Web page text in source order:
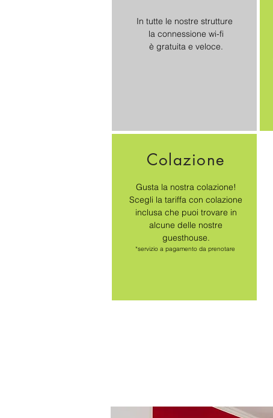
In tutte le nostre strutture
la connessione wi-fi
è gratuita e veloce.
Colazione
Gusta la nostra colazione!
Scegli la tariffa con colazione
inclusa che puoi trovare in
alcune delle nostre
guesthouse.
*servizio a pagamento da prenotare